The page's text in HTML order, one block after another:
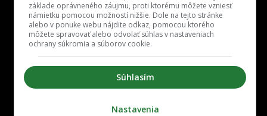
Inzercia Cenník
základe oprávneného záujmu, proti ktorému môžete vzniesť
námietku pomocou možností nižšie. Dole na tejto stránke
alebo v ponuke webu nájdite odkaz, pomocou ktorého
môžete spravovať alebo odvolať súhlas v nastaveniach
ochrany súkromia a súborov cookie.
Súhlasím
Nastavenia